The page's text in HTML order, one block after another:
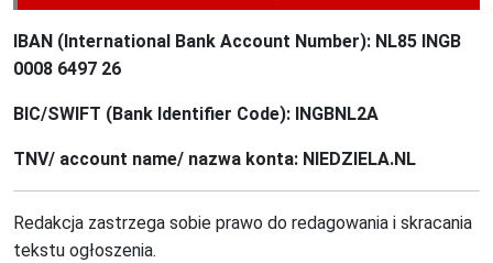
IBAN (International Bank Account Number): NL85 INGB
0008 6497 26
BIC/SWIFT (Bank Identifier Code): INGBNL2A
TNV/ account name/ nazwa konta: NIEDZIELA.NL
Redakcja zastrzega sobie prawo do redagowania i skracania
tekstu ogłoszenia.